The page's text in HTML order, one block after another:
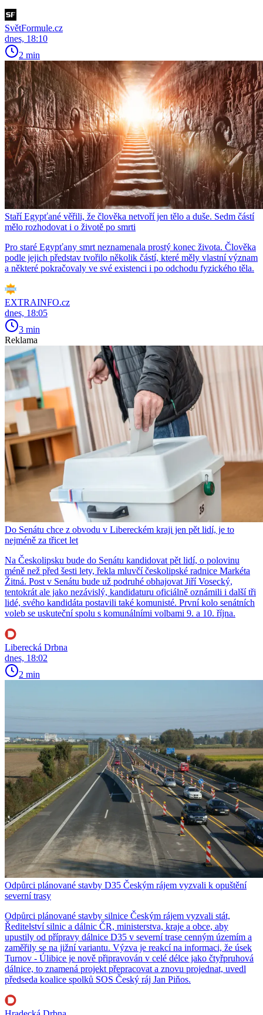
SvětFormule.cz
dnes, 18:10
2 min
Staří Egypťané věřili, že člověka netvoří jen tělo a duše. Sedm částí
mělo rozhodovat i o životě po smrti
Pro staré Egypťany smrt neznamenala prostý konec života. Člověka
podle jejich představ tvořilo několik částí, které měly vlastní význam
a některé pokračovaly ve své existenci i po odchodu fyzického těla.
EXTRAINFO.cz
dnes, 18:05
3 min
Reklama
Do Senátu chce z obvodu v Libereckém kraji jen pět lidí, je to
nejméně za třicet let
Na Českolipsku bude do Senátu kandidovat pět lidí, o polovinu
méně než před šesti lety, řekla mluvčí českolipské radnice Markéta
Žitná. Post v Senátu bude už podruhé obhajovat Jiří Vosecký,
tentokrát ale jako nezávislý, kandidaturu oficiálně oznámili i další tři
lidé, svého kandidáta postavili také komunisté. První kolo senátních
voleb se uskuteční spolu s komunálními volbami 9. a 10. října.
Liberecká Drbna
dnes, 18:02
2 min
Odpůrci plánované stavby D35 Českým rájem vyzvali k opuštění
severní trasy
Odpůrci plánované stavby silnice Českým rájem vyzvali stát,
Ředitelství silnic a dálnic ČR, ministerstva, kraje a obce, aby
upustily od přípravy dálnice D35 v severní trase cenným územím a
zaměřily se na jižní variantu. Výzva je reakcí na informaci, že úsek
Turnov - Úlibice je nově připravován v celé délce jako čtyřpruhová
dálnice, to znamená projekt přepracovat a znovu projednat, uvedl
předseda koalice spolků SOS Český ráj Jan Piňos.